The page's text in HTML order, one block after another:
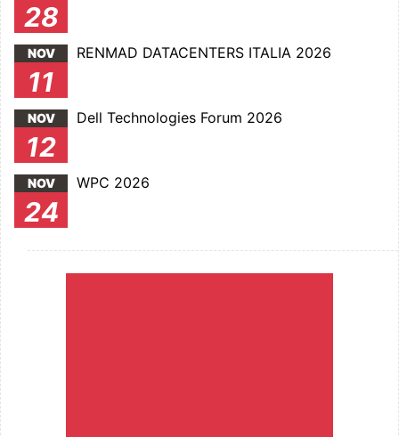
28
NOV
11
RENMAD DATACENTERS ITALIA 2026
NOV
12
Dell Technologies Forum 2026
NOV
24
WPC 2026